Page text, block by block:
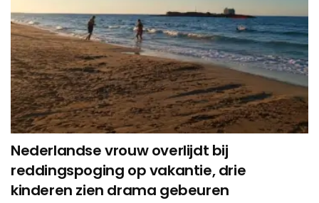
Nederlandse vrouw overlijdt bij
reddingspoging op vakantie, drie
kinderen zien drama gebeuren